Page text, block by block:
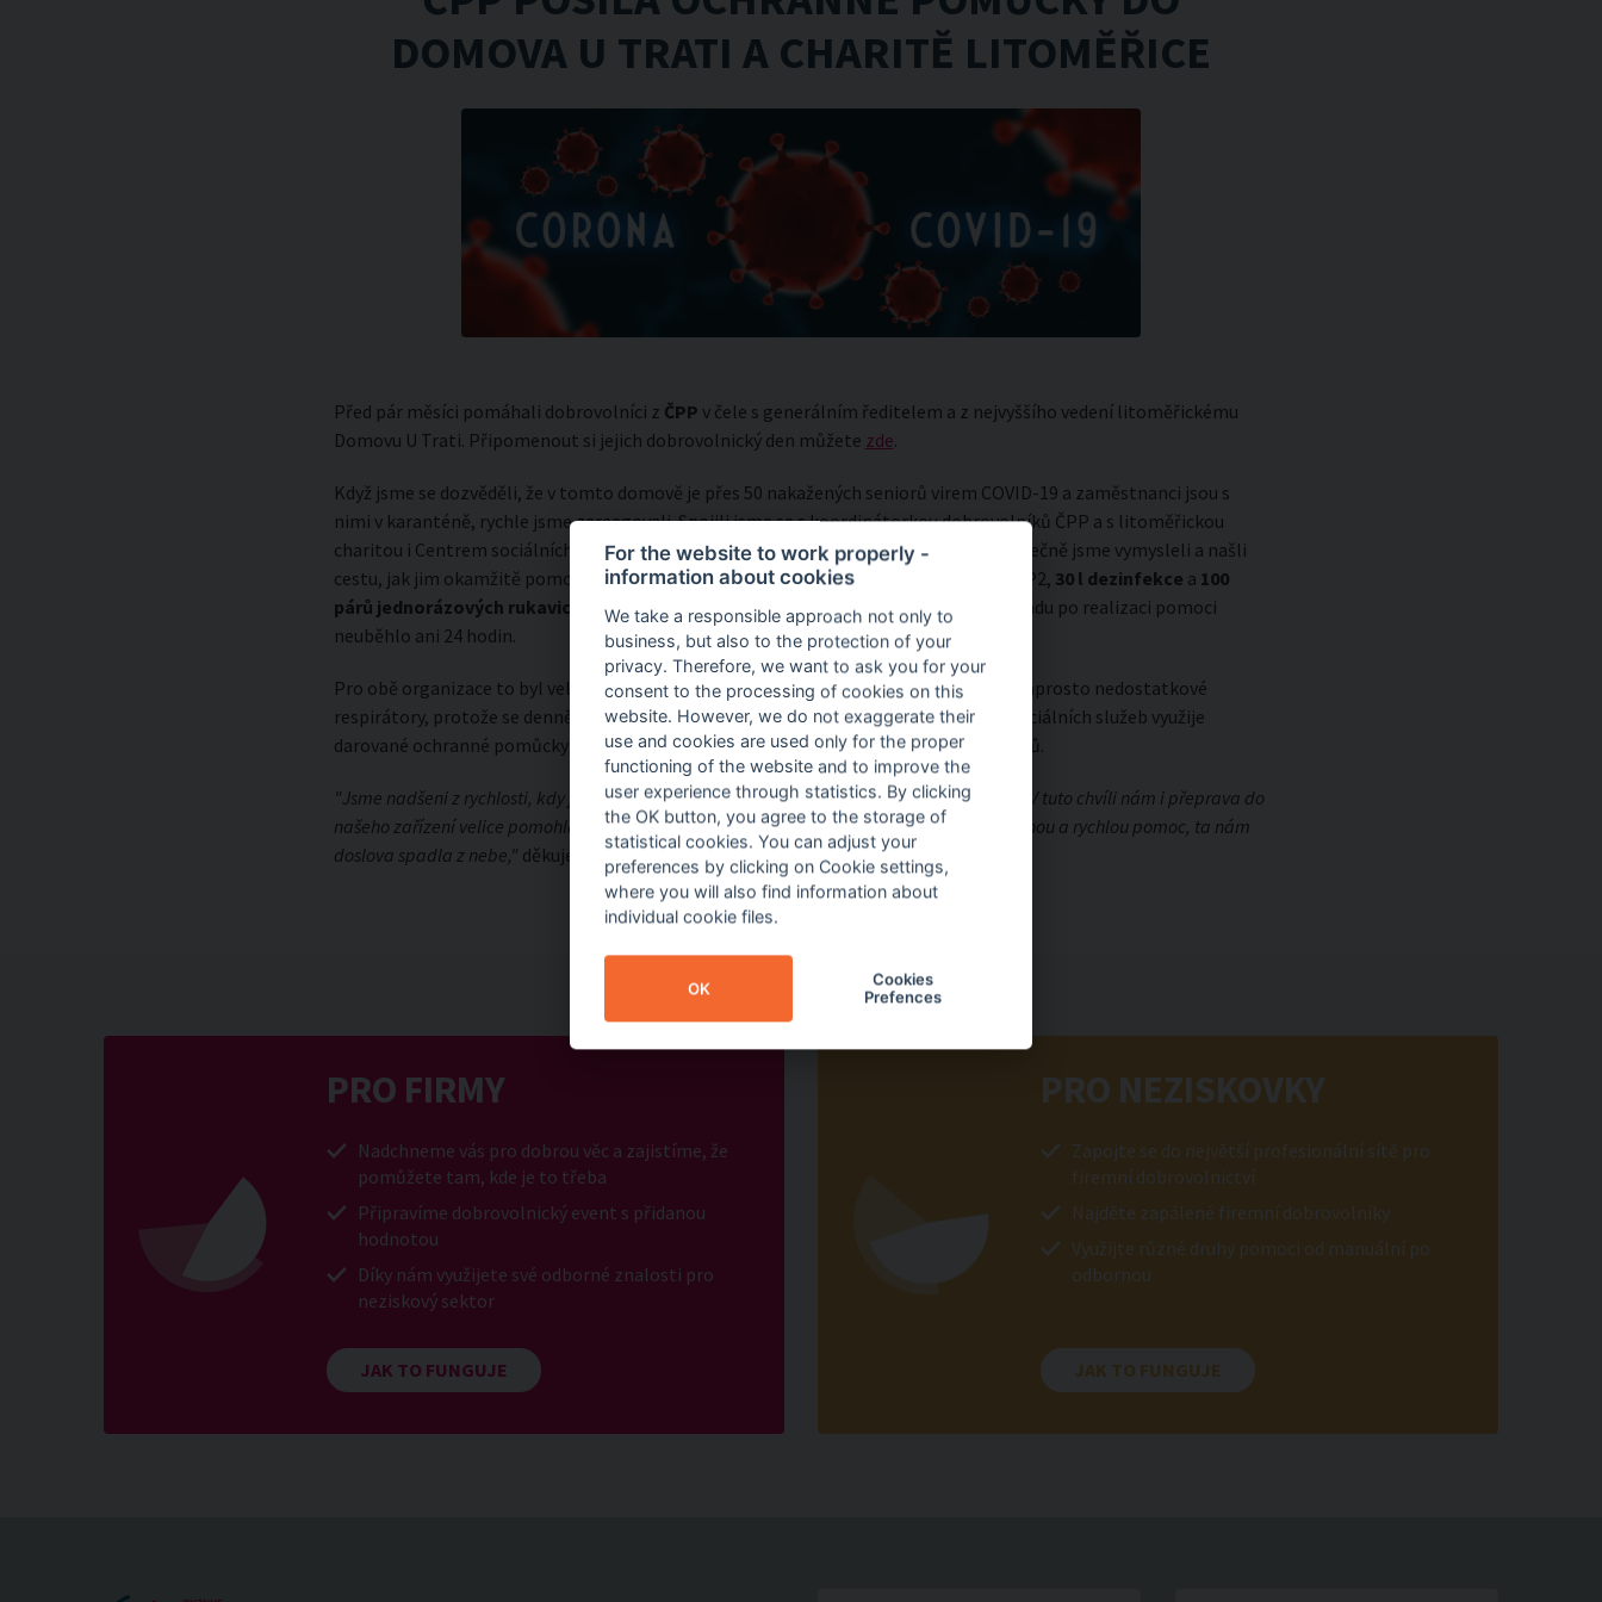
DOMOVA U TRATI A CHARITĚ LITOMĚŘICE
Před pár měsíci pomáhali dobrovolníci z ČPP v čele s generálním ředitelem a z nejvyššího vedení litoměřickému
Domovu U Trati. Připomenout si jejich dobrovolnický den můžete zde.
Když jsme se dozvěděli, že v tomto domově je přes 50 nakažených seniorů virem COVID-19 a zaměstnanci jsou s
nimi v karanténě, rychle jsme zareagovali. Spojili jsme se s koordinátorkou dobrovolníků ČPP a s litoměřickou
charitou i Centrem sociálních služeb Litoměřice, pod které domov seniorů spadá. Společně jsme vymysleli a našli
cestu, jak jim okamžitě pomoci. ČPP poskytla ze svých zásob600 respirátorů třídy FFP2, 30 l dezinfekce a 100
párů jednorázových rukavic . Vše naložili do auta a hned odvezli do Litoměřic. Od nápadu po realizaci pomoci
neuběhlo ani 24 hodin.
Pro obě organizace to byl velmi cenný dar. Například pracovníci charity velmi uvítali naprosto nedostatkové
respirátory, protože se denně starají o desítky seniorů přímo u nich doma. Centrum sociálních služeb využije
darované ochranné pomůcky pro své sociální pracovníky, kteří pracují v domově seniorů.
"Jsme nadšeni z rychlosti, kdy jsme se o pomoci dozvěděli a kdy byla dovezena až k nám. V tuto chvíli nám i přeprava do
našeho zařízení velice pomohla. BPS děkuji za zajištění a koordinaci a ČPP za velmi vstřícnou a rychlou pomoc, ta nám
doslova spadla z nebe," děkuje Veronika Vedejová, Diecézní charita Litoměřice.
PRO FIRMY
Nadchneme vás pro dobrou věc a zajistíme, že
pomůžete tam, kde je to třeba
Připravíme dobrovolnický event s přidanou
hodnotou
Díky nám využijete své odborné znalosti pro
neziskový sektor
JAK TO FUNGUJE
PRO NEZISKOVKY
Zapojte se do největší profesionální sítě pro
firemní dobrovolnictví
Najděte zapálené firemní dobrovolníky
Využijte různé druhy pomoci od manuální po
odbornou
JAK TO FUNGUJE
For the website to work properly -
information about cookies
We take a responsible approach not only to
business, but also to the protection of your
privacy. Therefore, we want to ask you for your
consent to the processing of cookies on this
website. However, we do not exaggerate their
use and cookies are used only for the proper
functioning of the website and to improve the
user experience through statistics. By clicking
the OK button, you agree to the storage of
statistical cookies. You can adjust your
preferences by clicking on Cookie settings,
where you will also find information about
individual cookie files.
OK
Cookies
Prefences